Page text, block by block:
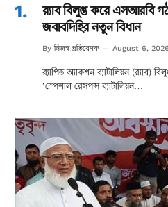
র‌্যাব বিলুপ্ত করে এসআরবি
জবাবদিহির নতুন বিধান
By নিজস্ব প্রতিবেদক August 6, 2026
র‌্যাপিড অ্যাকশন ব্যাটালিয়ন (র‌্যাব)
‘স্পেশাল রেসপন্স ব্যাটালিয়ন…